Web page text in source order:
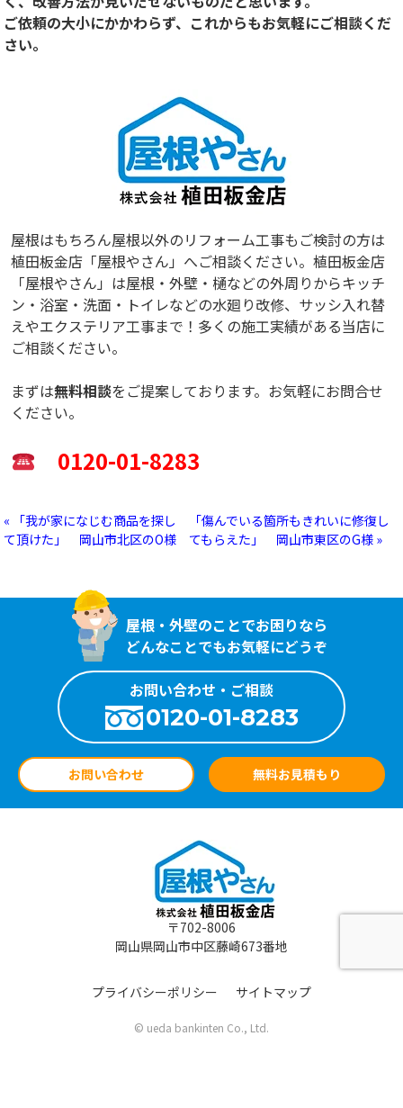
ご依頼の大小にかかわらず、これからもお気軽にご相談くだ
さい。
屋根はもちろん屋根以外のリフォーム工事もご検討の方は
植田板金店「屋根やさん」へご相談ください。植田板金店
「屋根やさん」は屋根・外壁・樋などの外周りからキッチ
ン・浴室・洗面・トイレなどの水廻り改修、サッシ入れ替
えやエクステリア工事まで！多くの施工実績がある当店に
ご相談ください。
まずは無料相談をご提案しております。お気軽にお問合せ
ください。
0120-01-8283
« 「我が家になじむ商品を探し
て頂けた」 岡山市北区のO様
「傷んでいる箇所もきれいに修復し
てもらえた」 岡山市東区のG様 »
屋根・外壁のことでお困りなら
どんなことでもお気軽にどうぞ
お問い合わせ・ご相談
0120-01-8283
お問い合わせ 無料お見積もり
〒702-8006
岡山県岡山市中区藤崎673番地
プライバシーポリシー サイトマップ
© ueda bankinten Co., Ltd.